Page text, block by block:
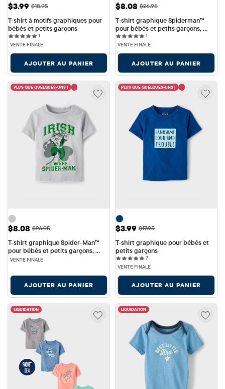
Prix ​​de vente: $3.99
$3.99 Prix ​​d'origine: $18.95
$18.95
T-shirt à motifs graphiques pour
bébés et petits garçons
1
VENTE FINALE
AJOUTER AU PANIER
Prix ​​de vente: $8.08
$8.08 Prix ​​d'origine: $26.95
$26.95
T-shirt graphique Spiderman™
pour bébés et petits garçons,
motif œuf de Pâques
1
VENTE FINALE
AJOUTER AU PANIER
PLUS QUE QUELQUES-UNS !
Prix ​​de vente: $8.08
$8.08 Prix ​​d'origine: $26.95
$26.95
T-shirt graphique Spider-Man™
pour bébés et petits garçons,
spécial Saint-Patrick
VENTE FINALE
AJOUTER AU PANIER
PLUS QUE QUELQUES-UNS !
Prix ​​de vente: $3.99
$3.99 Prix ​​d'origine: $17.95
$17.95
T-shirt graphique pour bébés et
petits garçons
77 reviews
VENTE FINALE
AJOUTER AU PANIER
LIQUIDATION LIQUIDATION